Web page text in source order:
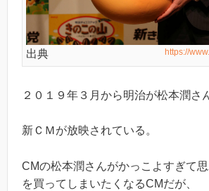
出典 https://
２０１９年３月から明治が松本潤さ
新ＣＭが放映されている。
CMの松本潤さんがかっこよすぎて
を買ってしまいたくなるCMだが、